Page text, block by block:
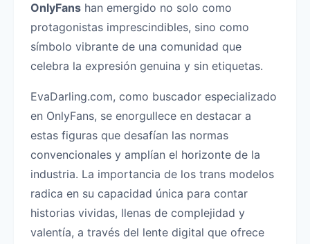
OnlyFans han emergido no solo como
protagonistas imprescindibles, sino como
símbolo vibrante de una comunidad que
celebra la expresión genuina y sin etiquetas.
EvaDarling.com, como buscador especializado
en OnlyFans, se enorgullece en destacar a
estas figuras que desafían las normas
convencionales y amplían el horizonte de la
industria. La importancia de los trans modelos
radica en su capacidad única para contar
historias vividas, llenas de complejidad y
valentía, a través del lente digital que ofrece